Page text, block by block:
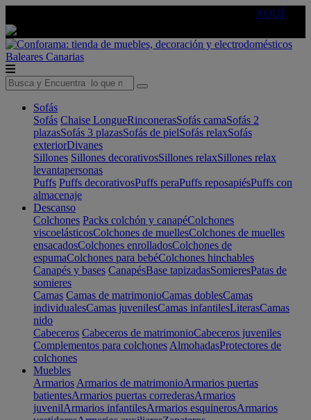
AQUÍ
Baleares Canarias
Sofás
Sofás Chaise LongueRinconerasSofás camaSofás 2
plazasSofás 3 plazasSofás de pielSofás relaxSofás
exteriorDivanes
Sillones Sillones decorativosSillones relaxSillones relax
levantapersonas
Puffs Puffs decorativosPuffs peraPuffs reposapiésPuffs con
almacenaje
Descanso
Colchones Packs colchón y canapéColchones
viscoelásticosColchones de muellesColchones de muelles
ensacadosColchones enrolladosColchones de
espumaColchones para bebéColchones hinchables
Canapés y bases CanapésBase tapizadasSomieresPatas de
somieres
Camas Camas de matrimonioCamas doblesCamas
individualesCamas juvenilesCamas infantilesLiterasCamas
nido
Cabeceros Cabeceros de matrimonioCabeceros juveniles
Complementos para colchones AlmohadasProtectores de
colchones
Muebles
Armarios Armarios de matrimonioArmarios puertas
batientesArmarios puertas correderasArmarios
juvenilArmarios infantilesArmarios esquinerosArmarios